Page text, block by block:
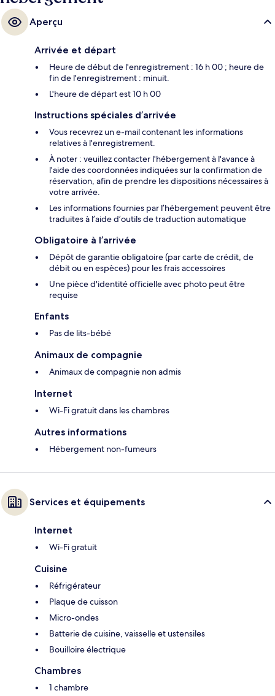
Aperçu
Arrivée et départ
Heure de début de l'enregistrement : 16 h 00 ; heure de
fin de l'enregistrement : minuit.
L'heure de départ est 10 h 00
Instructions spéciales d’arrivée
Vous recevrez un e-mail contenant les informations
relatives à l'enregistrement.
À noter : veuillez contacter l'hébergement à l'avance à
l'aide des coordonnées indiquées sur la confirmation de
réservation, afin de prendre les dispositions nécessaires à
votre arrivée.
Les informations fournies par l’hébergement peuvent être
traduites à l’aide d’outils de traduction automatique
Obligatoire à l’arrivée
Dépôt de garantie obligatoire (par carte de crédit, de
débit ou en espèces) pour les frais accessoires
Une pièce d'identité officielle avec photo peut être
requise
Enfants
Pas de lits-bébé
Animaux de compagnie
Animaux de compagnie non admis
Internet
Wi-Fi gratuit dans les chambres
Autres informations
Hébergement non-fumeurs
Services et équipements
Internet
Wi-Fi gratuit
Cuisine
Réfrigérateur
Plaque de cuisson
Micro-ondes
Batterie de cuisine, vaisselle et ustensiles
Bouilloire électrique
Chambres
1 chambre